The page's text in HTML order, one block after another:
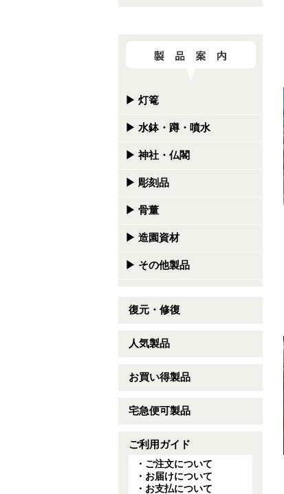
▶ 灯篭
▶ 水鉢・蹲・噴水
▶ 神社・仏閣
▶ 彫刻品
▶ 骨董
▶ 造園資材
▶ その他製品
復元・修復
人気製品
お買い得製品
宅急便可製品
ご利用ガイド
・ご注文について
・お届けについて
・お支払について